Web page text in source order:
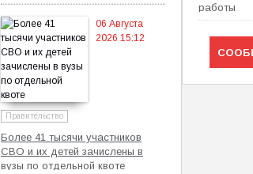
работы
06 Августа
2026 15:12
Правительство
Более 41 тысячи участников
СВО и их детей зачислены в
вузы по отдельной квоте